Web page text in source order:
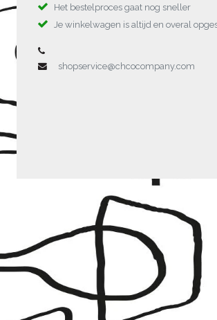
Het bestelproces gaat nog sneller
Je winkelwagen is altijd en overal
shopservice@chcocompany.com